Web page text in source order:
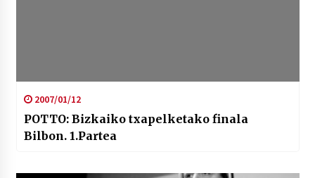
2007/01/12
POTTO: Bizkaiko txapelketako finala
Bilbon. 1.Partea